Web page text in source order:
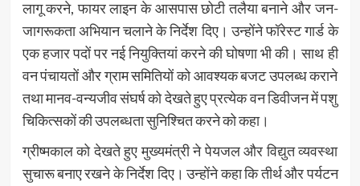
लागू करने, फायर लाइन के आसपास छोटी तलैया बनाने और जन-
जागरूकता अभियान चलाने के निर्देश दिए। उन्होंने फॉरेस्ट गार्ड के
एक हजार पदों पर नई नियुक्तियां करने की घोषणा भी की। साथ ही
वन पंचायतों और ग्राम समितियों को आवश्यक बजट उपलब्ध कराने
तथा मानव-वन्यजीव संघर्ष को देखते हुए प्रत्येक वन डिवीजन में पशु
चिकित्सकों की उपलब्धता सुनिश्चित करने को कहा।
ग्रीष्मकाल को देखते हुए मुख्यमंत्री ने पेयजल और विद्युत व्यवस्था
सुचारू बनाए रखने के निर्देश दिए। उन्होंने कहा कि तीर्थ और पर्यटन